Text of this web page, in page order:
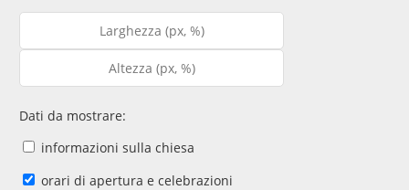
Dati da mostrare:
informazioni sulla chiesa
orari di apertura e celebrazioni